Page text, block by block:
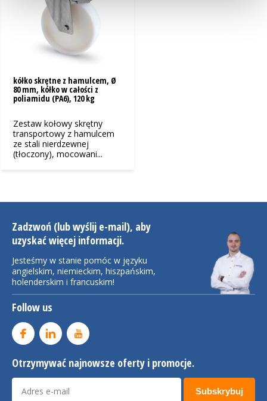
kółko skrętne z hamulcem, Ø
80 mm, kółko w całości z
poliamidu (PA6), 120 kg
Zestaw kołowy skrętny
transportowy z hamulcem
ze stali nierdzewnej
(tłoczony), mocowani...
Zadzwoń (lub wyślij e-mail), aby
uzyskać więcej informacji.
Jesteśmy w stanie pomóc w języku
angielskim, niemieckim, hiszpańskim,
holenderskim i francuskim!
Follow us
Otrzymywać najnowsze oferty i promocje.
Subskrybuj